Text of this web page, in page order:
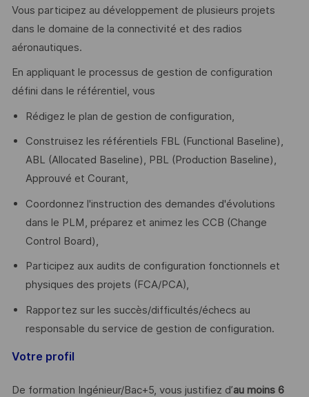
Vous participez au développement de plusieurs projets
dans le domaine de la connectivité et des radios
aéronautiques.
En appliquant le processus de gestion de configuration
défini dans le référentiel, vous
Rédigez le plan de gestion de configuration,
Construisez les référentiels FBL (Functional Baseline),
ABL (Allocated Baseline), PBL (Production Baseline),
Approuvé et Courant,
Coordonnez l'instruction des demandes d'évolutions
dans le PLM, préparez et animez les CCB (Change
Control Board),
Participez aux audits de configuration fonctionnels et
physiques des projets (FCA/PCA),
Rapportez sur les succès/difficultés/échecs au
responsable du service de gestion de configuration.
Votre profil
De formation Ingénieur/Bac+5, vous justifiez d’au moins 6